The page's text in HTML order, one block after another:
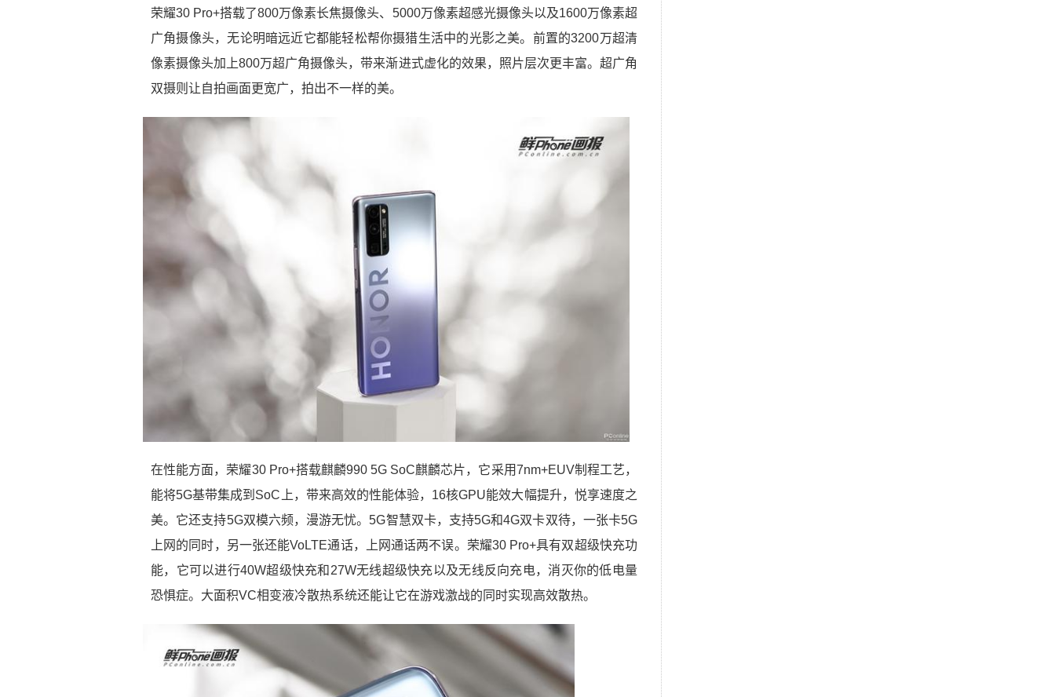
荣耀30 Pro+搭载了800万像素长焦摄像头、5000万像素超感光摄像头以及1600万像素超
广角摄像头，无论明暗远近它都能轻松帮你摄猎生活中的光影之美。前置的3200万超清
像素摄像头加上800万超广角摄像头，带来渐进式虚化的效果，照片层次更丰富。超广角
双摄则让自拍画面更宽广，拍出不一样的美。
在性能方面，荣耀30 Pro+搭载麒麟990 5G SoC麒麟芯片，它采用7nm+EUV制程工艺，
能将5G基带集成到SoC上，带来高效的性能体验，16核GPU能效大幅提升，悦享速度之
美。它还支持5G双模六频，漫游无忧。5G智慧双卡，支持5G和4G双卡双待，一张卡5G
上网的同时，另一张还能VoLTE通话，上网通话两不误。荣耀30 Pro+具有双超级快充功
能，它可以进行40W超级快充和27W无线超级快充以及无线反向充电，消灭你的低电量
恐惧症。大面积VC相变液冷散热系统还能让它在游戏激战的同时实现高效散热。